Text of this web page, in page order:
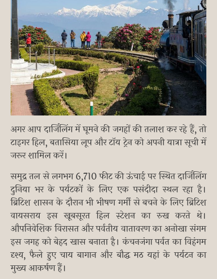
अगर आप दार्जिलिंग में घूमने की जगहों की तलाश कर रहे हैं, तो
टाइगर हिल, बतासिया लूप और टॉय ट्रेन को अपनी यात्रा सूची में
जरूर शामिल करें।
समुद्र तल से लगभग 6,710 फीट की ऊंचाई पर स्थित दार्जिलिंग
दुनिया भर के पर्यटकों के लिए एक पसंदीदा स्थल रहा है।
ब्रिटिश शासन के दौरान भी भीषण गर्मी से बचने के लिए ब्रिटिश
वायसराय इस खूबसूरत हिल स्टेशन का रुख करते थे।
औपनिवेशिक विरासत और पर्वतीय वातावरण का अनोखा संगम
इस जगह को बेहद खास बनाता है। कंचनजंगा पर्वत का विहंगम
दृश्य, फैले हुए चाय बागान और बौद्ध मठ यहां के पर्यटन का
मुख्य आकर्षण हैं।